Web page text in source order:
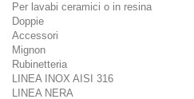
Per lavabi ceramici o in resina
Doppie
Accessori
Mignon
Rubinetteria
LINEA INOX AISI 316
LINEA NERA